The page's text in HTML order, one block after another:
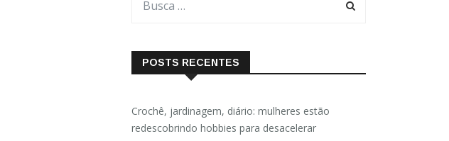
POSTS RECENTES
Crochê, jardinagem, diário: mulheres estão
redescobrindo hobbies para desacelerar